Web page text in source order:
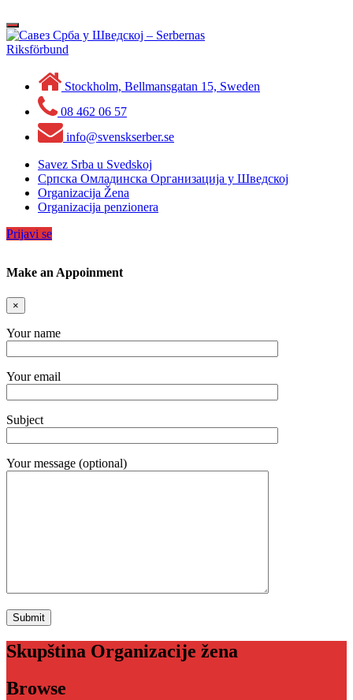
to
content
Toggle
navigation
Stockholm, Bellmansgatan 15, Sweden
08 462 06 57
info@svenskserber.se
Savez Srba u Svedskoj
Српска Омладинска Организација у Шведској
Organizacija Žena
Organizacija penzionera
Prijavi se
Make an Appoinment
×
Your name
Your email
Subject
Your message (optional)
Skupština Organizacije žena
Browse